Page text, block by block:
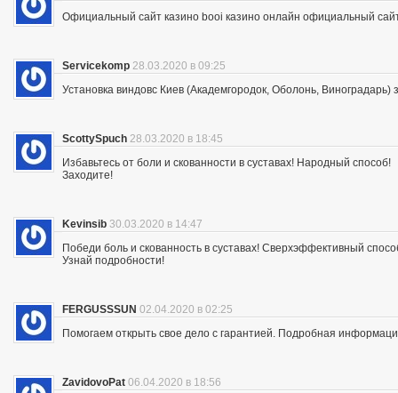
Официальный сайт казино booi казино онлайн официальный
Servicekomp 28.03.2020 в 09:25
Установка виндовс Киев (Академгородок, Оболонь, Виноградарь)
ScottySpuch 28.03.2020 в 18:45
Избавьтесь от боли и скованности в суставах! Народный способ!
Заходите!
Kevinsib 30.03.2020 в 14:47
Победи боль и скованность в суставах! Сверхэффективный
Узнай подробности!
FERGUSSSUN 02.04.2020 в 02:25
Помогаем открыть свое дело с гарантией. Подробная
ZavidovoPat 06.04.2020 в 18:56